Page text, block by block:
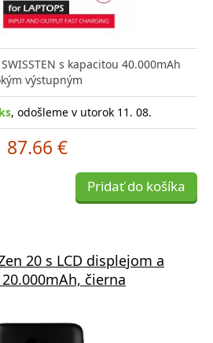
s kapacitou 40.000mAh
výstupným
, odošleme v utorok 11. 08.
87.66 €
Pridať do košíka
20 s LCD displejom a
čierna